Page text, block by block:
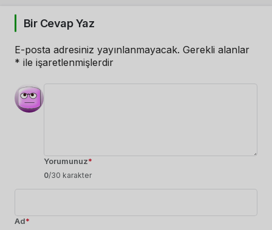
Bir Cevap Yaz
E-posta adresiniz yayınlanmayacak. Gerekli alanlar
* ile işaretlenmişlerdir
Yorumunuz*
0/30 karakter
Ad*